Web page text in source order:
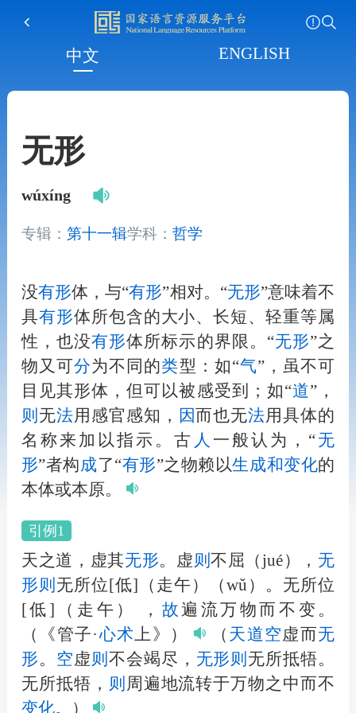
中文 ENGLISH
无形
wúxíng
专辑： 第十一辑学科： 哲学
没有形体，与“有形”相对。“无形”意味着不
具有形体所包含的大小、长短、轻重等属
性，也没有形体所标示的界限。“无形”之
物又可分为不同的类型：如“气”，虽不可
目见其形体，但可以被感受到；如“道”，
则 无法用感官感知， 因 而也无法用具体的
名称来加以指示。古 人 一般认为，“无
形”者构成了“有形”之物赖以生 成和变化的
本体或本原。
引例1
天之道，虚其无形。虚则不屈（jué）， 无
形则 无所位[低]（走午）（wǔ）。无所位
[低]（走午） ， 故遍流万物而不变。
（《管子·心术 上》） （ 天道空虚而 无
形。 空虚则 不会竭尽， 无形则 无所抵牾。
无所抵牾， 则 周遍地流转于万物之中而不
变化。）